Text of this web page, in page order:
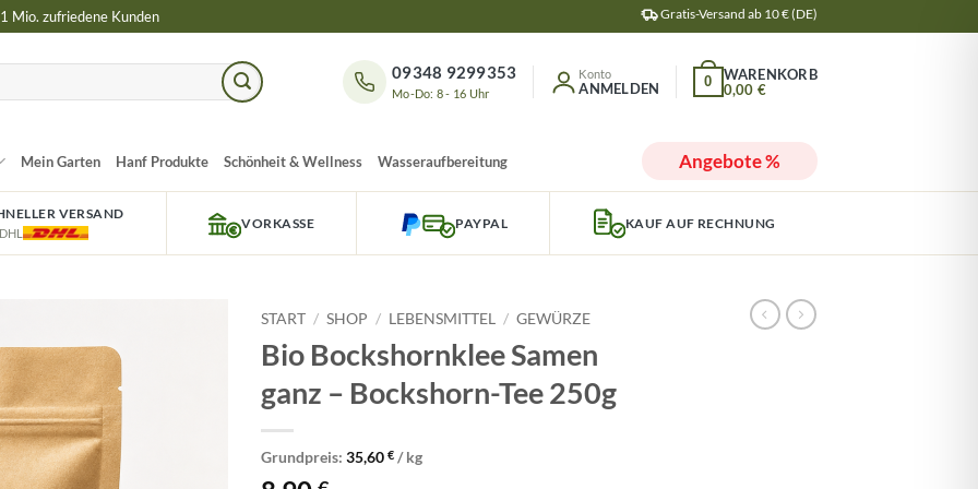
Mio. zufriedene Kunden Gratis-Versand ab 10 € (DE)
Mo-Do: 8 - 16 Uhr
09348 9299353
ANMELDEN 0,00 €
0
Mein Garten Hanf Produkte Schönheit & Wellness Wasseraufbereitung Angebote %
VERSAND
VORKASSE PAYPAL KAUF AUF RECHNUNG
START / SHOP / LEBENSMITTEL / GEWÜRZE
Bio Bockshornklee Samen
ganz – Bockshorn-Tee 250g
Grundpreis: 35,60 € /kg